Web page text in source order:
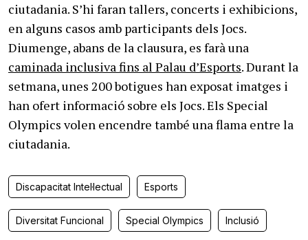
ciutadania. S’hi faran tallers, concerts i exhibicions,
en alguns casos amb participants dels Jocs.
Diumenge, abans de la clausura, es farà una
caminada inclusiva fins al Palau d’Esports. Durant la
setmana, unes 200 botigues han exposat imatges i
han ofert informació sobre els Jocs. Els Special
Olympics volen encendre també una flama entre la
ciutadania.
Discapacitat Intel·lectual Esports
Diversitat Funcional Special Olympics Inclusió